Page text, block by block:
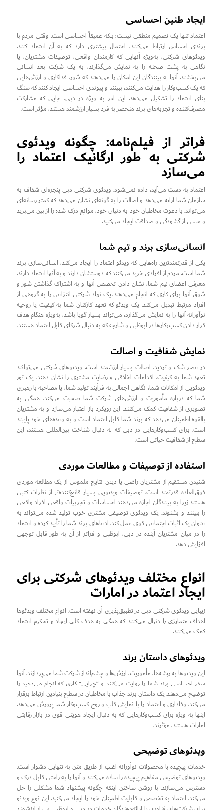
ایجاد طنین احساسی
اعتماد تنها یک تصمیم منطقی نیست؛ بلکه عمیقاً احساسی است. وقتی مردم با
برندی احساس ارتباط می‌کنند، احتمال بیشتری دارد که به آن اعتماد کنند.
ویدئوهای شرکتی، به‌ویژه آنهایی که کارمندان واقعی، توصیفات مشتریان، یا
نگاهی به پشت صحنه را به نمایش می‌گذارند، به یک شرکت بعد انسانی
می‌بخشند. آنها به بینندگان این امکان را می‌دهند که شور، فداکاری و ارزش‌هایی
که یک کسب‌وکار را هدایت می‌کنند، ببینند و پیوندی احساسی ایجاد کنند که سنگ
بنای اعتماد را تشکیل می‌دهد. این امر به ویژه در دبی، جایی که مشارکت
مصرف‌کننده و تجربه‌های برند منحصر به فرد بسیار ارزشمند هستند، مؤثر است.
فراتر از فیلم‌نامه: چگونه ویدئوی
شرکتی به طور ارگانیک اعتماد را
می‌سازد
اعتماد به دست می‌آید، داده نمی‌شود. ویدئوی شرکتی دبی پنجره‌ای شفاف به
سازمان شما ارائه می‌دهد و اصالت را به گونه‌ای نشان می‌دهد که کمتر رسانه‌ای
می‌تواند. با دعوت مخاطبان خود به دنیای خود، موانع درک شده را از بین می‌برید
و حسی از گشودگی و صداقت ایجاد می‌کنید.
انسانی‌سازی برند و تیم شما
یکی از قدرتمندترین راه‌هایی که ویدئو اعتماد را ایجاد می‌کند، انسانی‌سازی برند
شما است. مردم از افرادی خرید می‌کنند که دوستشان دارند و به آنها اعتماد دارند.
معرفی اعضای تیم شما، نشان دادن تخصص آنها و به اشتراک گذاشتن شور و
شوق آنها برای کاری که انجام می‌دهند، یک نهاد شرکتی انتزاعی را به گروهی از
افراد مرتبط تبدیل می‌کند. یک ویدئو که تعهد کارکنان شما به کیفیت یا روحیه
نوآورانه آنها را به نمایش می‌گذارد، می‌تواند بسیار گویا باشد، به‌ویژه هنگام هدف
قرار دادن کسب‌وکارها در ابوظبی و شارجه که به دنبال شرکای قابل اعتماد هستند.
نمایش شفافیت و اصالت
در عصر شک و تردید، اصالت بسیار ارزشمند است. ویدئوهای شرکتی می‌توانند
تعهد شما به کیفیت، اقدامات اخلاقی و رضایت مشتری را نشان دهند. یک تور
ویدئویی از امکانات شما، نگاهی اجمالی به فرآیند تولید شما، یا مصاحبه با رهبری
شما که درباره مأموریت و ارزش‌های شرکت شما صحبت می‌کند، همگی به
تصویری از شفافیت کمک می‌کنند. این رویکرد باز اعتبار می‌سازد و به مشتریان
بالقوه اطمینان می‌دهد که برند شما قابل اعتماد است و به وعده‌های خود پایبند
است. برای کسب‌وکارهایی در دبی که به دنبال شناخت بین‌المللی هستند، این
سطح از شفافیت حیاتی است.
استفاده از توصیفات و مطالعات موردی
شنیدن مستقیم از مشتریان راضی یا دیدن نتایج ملموس از یک مطالعه موردی
فوق‌العاده قدرتمند است. توصیفات ویدئویی بسیار قانع‌کننده‌تر از نظرات کتبی
هستند زیرا به بینندگان اجازه می‌دهند احساسات و تجربیات واقعی افراد واقعی
را ببینند و بشنوند. یک ویدئوی توصیفی مشتری خوب تولید شده می‌تواند به
عنوان یک اثبات اجتماعی قوی عمل کند، ادعاهای برند شما را تأیید کرده و اعتماد
را در میان مشتریان آینده در دبی، ابوظبی و فراتر از آن به طور قابل توجهی
افزایش دهد.
انواع مختلف ویدئوهای شرکتی برای
ایجاد اعتماد در امارات
زیبایی ویدئوی شرکتی دبی در تطبیق‌پذیری آن نهفته است. انواع مختلف ویدئوها
اهداف متمایزی را دنبال می‌کنند که همگی به هدف کلی ایجاد و تحکیم اعتماد
کمک می‌کنند.
ویدئوهای داستان برند
این ویدئوها به ریشه‌ها، مأموریت، ارزش‌ها و چشم‌انداز شرکت شما می‌پردازند. آنها
سفر احساسی برند شما را روایت می‌کنند و “چرایی” کاری که انجام می‌دهید را
توضیح می‌دهند. یک داستان برند جذاب با مخاطبان در سطح بنیادین ارتباط برقرار
می‌کند، وفاداری و اعتماد را با نمایش قلب و روح کسب‌وکار شما پرورش می‌دهد.
اینها به ویژه برای کسب‌وکارهایی که به دنبال ایجاد هویتی قوی در بازار رقابتی
امارات هستند، مؤثرند.
ویدئوهای توضیحی
خدمات پیچیده یا محصولات نوآورانه اغلب از طریق متن به تنهایی دشوار است.
ویدئوهای توضیحی مفاهیم پیچیده را ساده می‌کنند و آنها را به راحتی قابل درک و
دسترس می‌سازند. با روشن ساختن اینکه چگونه پیشنهاد شما مشکلی را حل
می‌کند، اعتماد به تخصص و قابلیت اطمینان خود را ایجاد می‌کنید. این نوع ویدئو